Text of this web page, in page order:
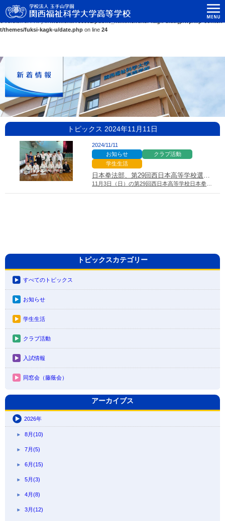
Warning: Use of undefined constant ASC - assumed 'ASC' (this will throw an Error in a futur
t/themes/fuksi-kagk-u/date.php on line 24
関西福祉科学大学高等学校
トピックス 2024年11月11日
2024/11/11
お知らせ
クラブ活動
学生生活
日本拳法部、第29回西日本高等学校選手権大会で男子優勝、女子第４位
トピックスカテゴリー
すべてのトピックス
お知らせ
学生生活
クラブ活動
入試情報
同窓会（藤蔭会）
アーカイブス
2026年
8月(10)
7月(5)
6月(15)
5月(3)
4月(8)
3月(12)